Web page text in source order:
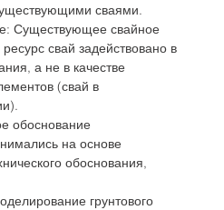
сваями.
Существующее свайное
свай задействовано в
а не в качестве
(свай в
обоснование
на основе
обоснования,
грунтового